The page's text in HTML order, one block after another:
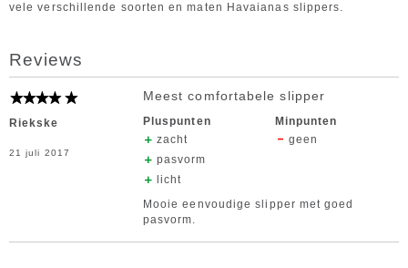
vele verschillende soorten en maten Havaianas slippers.
Reviews
Riekske
21 juli 2017
Meest comfortabele slipper
Pluspunten
zacht
pasvorm
licht
Minpunten
geen
Mooie eenvoudige slipper met goed
pasvorm.